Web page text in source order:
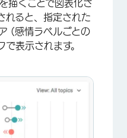
×
描くことで図表化さ
れると、指定された
(感情ラベルごとの
表示されます。